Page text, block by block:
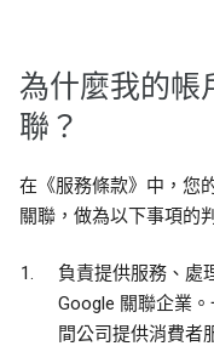
為什麼我的帳
聯？
在《服務條款》中，您
關聯，做為以下事項的
負責提供服務、處
Google 關聯企業
間公司提供消費者